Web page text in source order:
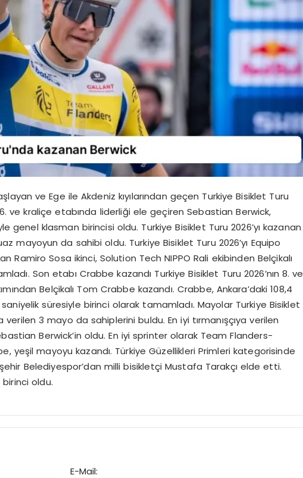
ve Ege ile Akdeniz kıyılarından geçen Turkiye Bisiklet Turu
ve kraliçe etabında liderliği ele geçiren Sebastian Berwick,
klasman birincisi oldu. Turkiye Bisiklet Turu 2026’yı kazanan
mayoyun da sahibi oldu. Turkiye Bisiklet Turu 2026’yı Equipo
Ramiro Sosa ikinci, Solution Tech NIPPO Rali ekibinden Belçikalı
Son etabı Crabbe kazandı Turkiye Bisiklet Turu 2026’nın 8. ve
Belçikalı Tom Crabbe kazandı. Crabbe, Ankara’daki 108,4
süresiyle birinci olarak tamamladı. Mayolar Turkiye Bisiklet
verilen 3 mayo da sahiplerini buldu. En iyi tırmanışçıya verilen
Berwick’in oldu. En iyi sprinter olarak Team Flanders-
yeşil mayoyu kazandı. Türkiye Güzellikleri Primleri kategorisinde
Belediyespor’dan milli bisikletçi Mustafa Tarakçı elde etti.
birinci oldu.
E-Mail: